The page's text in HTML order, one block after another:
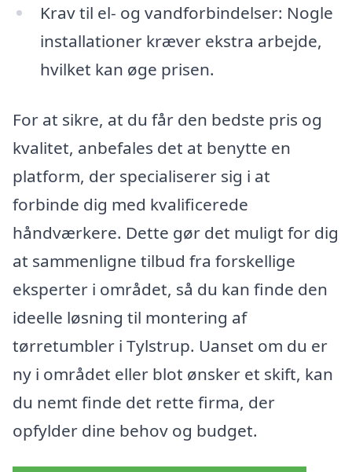
Krav til el- og vandforbindelser: Nogle
installationer kræver ekstra arbejde,
hvilket kan øge prisen.
For at sikre, at du får den bedste pris og
kvalitet, anbefales det at benytte en
platform, der specialiserer sig i at
forbinde dig med kvalificerede
håndværkere. Dette gør det muligt for dig
at sammenligne tilbud fra forskellige
eksperter i området, så du kan finde den
ideelle løsning til montering af
tørretumbler i Tylstrup. Uanset om du er
ny i området eller blot ønsker et skift, kan
du nemt finde det rette firma, der
opfylder dine behov og budget.